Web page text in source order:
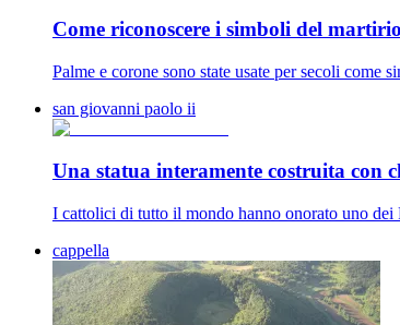
Come riconoscere i simboli del
Palme e corone sono state usate per secoli come
san giovanni paolo ii
Una statua interamente costruita con
I cattolici di tutto il mondo hanno onorato uno
cappella